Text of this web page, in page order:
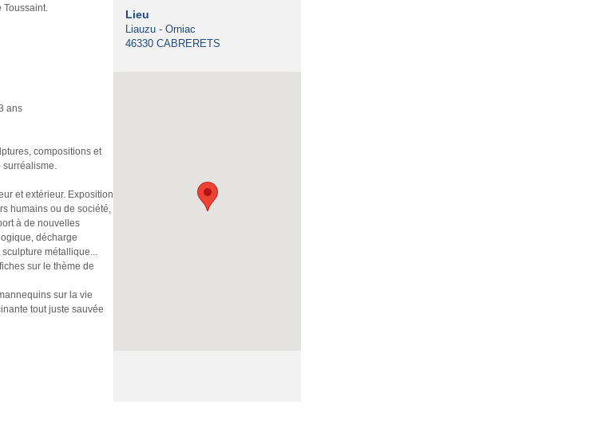
Toussaint.
Lieu
Liauzu - Orniac
46330 CABRERETS
ans
compositions et
surréalisme.
et extérieur. Exposition
humains ou de société,
à de nouvelles
décharge
métallique...
sur le thème de
sur la vie
tout juste sauvée